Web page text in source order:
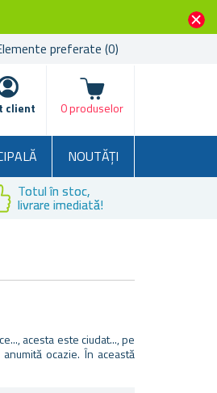
preferate (0)
client
Coșul
0 produselor
NOUTĂȚI
Totul în stoc,
livrare imediată!
acesta este ciudat..., pe
ocazie. În această